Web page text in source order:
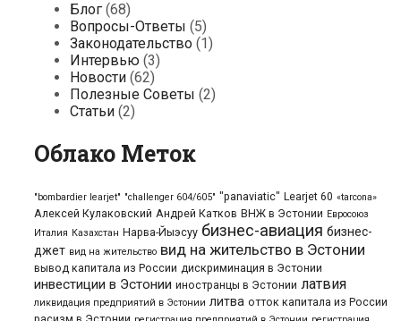
Блог (68)
Вопросы-Ответы (5)
Законодательство (1)
Интервью (3)
Новости (62)
Полезные Советы (2)
Статьи (2)
Облако Меток
"bombardier learjet" "challenger 604/605" "panaviatic" Learjet 60 «tarcona»
Алексей Кулаковский Андрей Катков ВНЖ в Эстонии Евросоюз
Италия Казахстан Нарва-Йыэсуу бизнес-авиация бизнес-
джет вид на жительство вид на жительство в Эстонии
вывод капитала из России дискриминация в Эстонии
инвестиции в Эстонии иностранцы в Эстонии латвия
ликвидация предприятий в Эстонии литва отток капитала из России